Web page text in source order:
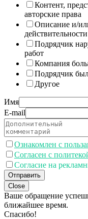
Контент,
авторские права
Описание и/
действительности
Подрядчик
работ
Компания
Подрядчик
Другое
Имя
E-mail
Ознакомлен с
Согласен с
Согласие на
Отправить
Close
Ваше обращение
ближайшее время.
Спасибо!